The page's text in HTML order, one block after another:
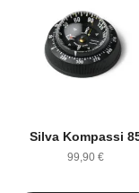
Silva Kompassi
99,90 €